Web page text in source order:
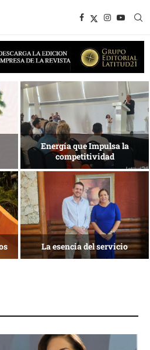
Energía que Impulsa la
competitividad
La esencia del servicio